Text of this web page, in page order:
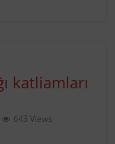
katliamları
643 Views